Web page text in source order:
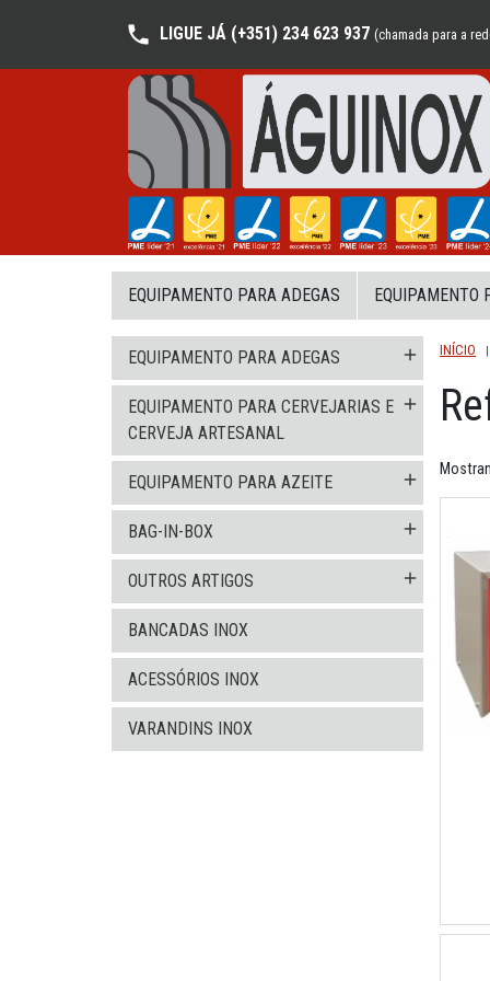
LIGUE JÁ (+351) 234 623 937 (chamada para a
EQUIPAMENTO PARA ADEGAS EQUIPAMENTO
EQUIPAMENTO PARA ADEGAS add
EQUIPAMENTO PARA CERVEJARIAS E
CERVEJA ARTESANAL
add
EQUIPAMENTO PARA AZEITE add
BAG-IN-BOX add
OUTROS ARTIGOS add
BANCADAS INOX
ACESSÓRIOS INOX
VARANDINS INOX
INÍCIO